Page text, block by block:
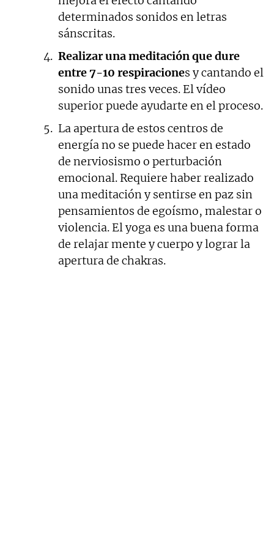
determinados sonidos en letras
sánscritas.
Realizar una meditación que dure
entre 7-10 respiraciones y cantando el
sonido unas tres veces. El vídeo
superior puede ayudarte en el proceso.
La apertura de estos centros de
energía no se puede hacer en estado
de nerviosismo o perturbación
emocional. Requiere haber realizado
una meditación y sentirse en paz sin
pensamientos de egoísmo, malestar o
violencia. El yoga es una buena forma
de relajar mente y cuerpo y lograr la
apertura de chakras.